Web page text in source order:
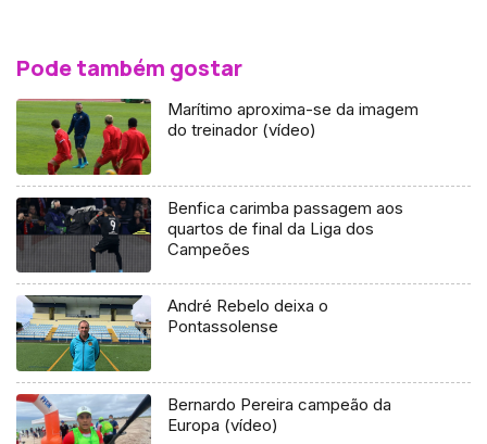
Pode também gostar
Marítimo aproxima-se da imagem
do treinador (vídeo)
Benfica carimba passagem aos
quartos de final da Liga dos
Campeões
André Rebelo deixa o
Pontassolense
Bernardo Pereira campeão da
Europa (vídeo)